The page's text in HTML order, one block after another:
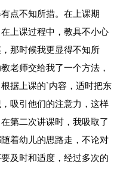
点不知所措。在上课期
上课过程中，教具不小心
那时候我更显得不知所
老师交给我了一个方法，
据上课的`内容，适时把东
吸引他们的注意力，这样
第二次讲课时，我吸取了
着幼儿的思路走，不论对
及时和适度，经过多次的